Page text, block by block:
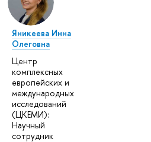
Яникеева Инна
Олеговна
Центр
комплексных
европейских и
международных
исследований
(ЦКЕМИ):
Научный
сотрудник